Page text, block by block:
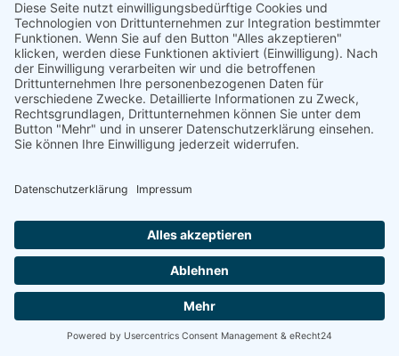
Der
fitfor120 –
Newsletter!
Komm in unsere Community
und erhalte sofort umsetzbare
Tipps für mehr Gesundheit.
Vorname *